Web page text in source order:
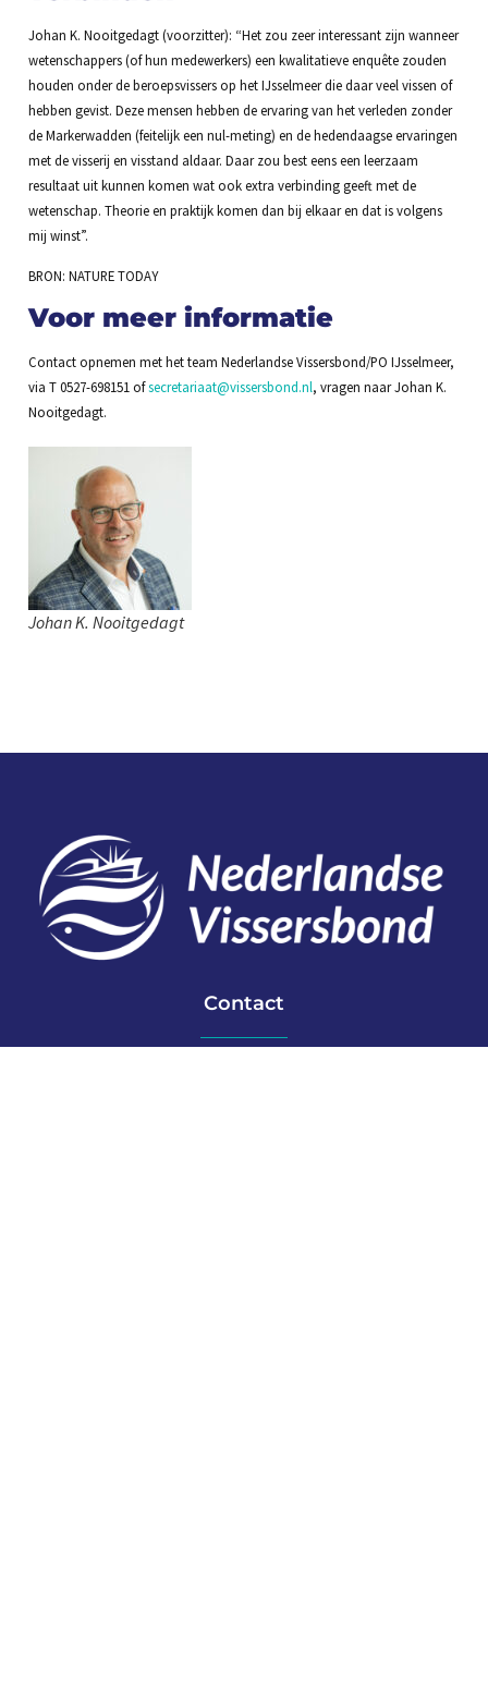
Johan K. Nooitgedagt (voorzitter): “Het zou zeer interessant zijn wanneer
wetenschappers (of hun medewerkers) een kwalitatieve enquête zouden
houden onder de beroepsvissers op het IJsselmeer die daar veel vissen of
hebben gevist. Deze mensen hebben de ervaring van het verleden zonder
de Markerwadden (feitelijk een nul-meting) en de hedendaagse ervaringen
met de visserij en visstand aldaar. Daar zou best eens een leerzaam
resultaat uit kunnen komen wat ook extra verbinding geeft met de
wetenschap. Theorie en praktijk komen dan bij elkaar en dat is volgens
mij winst”.
BRON: NATURE TODAY
Voor meer informatie
Contact opnemen met het team Nederlandse Vissersbond/PO IJsselmeer,
via T 0527-698151 ofsecretariaat@vissersbond.nl, vragen naar Johan K.
Nooitgedagt.
Johan K. Nooitgedagt
Contact